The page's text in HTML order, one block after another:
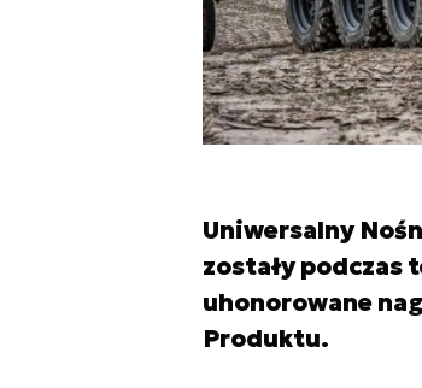
Uniwersalny
zostały podczas
uhonorowane
Produktu.